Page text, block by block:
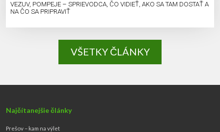
VEZUV, POMPEJE – SPRIEVODCA, ČO VIDIEŤ, AKO SA TAM DOSTAŤ A
NA ČO SA PRIPRAVIŤ
VŠETKY ČLÁNKY
Najčítanejšie články
Prešov – kam na výlet